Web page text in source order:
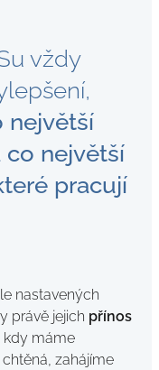
vždy
největší
co největší
pracují
nastavených
právě jejich přínos
kdy máme
zahájíme